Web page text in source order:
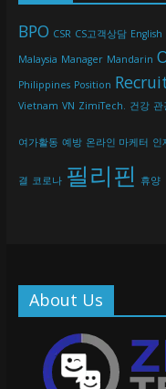
BPO CSR CS고객상담 English
Malaysia Manager Mandarin
Philippines Position
Vietnam VN ZimiTech. 건강 관
여가활동 예방 온라인 마케터 인
결 코로나 필리핀 휴양
About Us